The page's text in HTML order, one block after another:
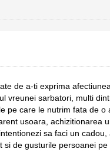
de a-ti exprima
vreunei sarbatori, multi
pe care le nutrim fata de o
usoara, achizitionarea
sa faci un cadou,
de gusturile persoanei